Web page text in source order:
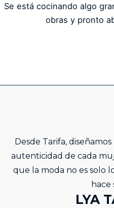
Se está cocinando algo
obras y pronto
Desde Tarifa,
autenticidad de cada
que la moda no es solo
hace
LYA